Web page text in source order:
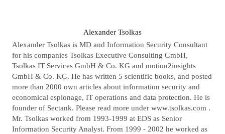
U
T
O
R
Alexander Tsolkas
Alexander Tsolkas is MD and Information Security Consultant
for his companies Tsolkas Executive Consulting GmbH,
Tsolkas IT Services GmbH & Co. KG and motion2insights
GmbH & Co. KG. He has written 5 scientific books, and posted
more than 2000 own articles about information security and
economical espionage, IT operations and data protection. He is
founder of Sectank. Please read more under www.tsolkas.com .
Mr. Tsolkas worked from 1993-1999 at EDS as Senior
Information Security Analyst. From 1999 - 2002 he worked as